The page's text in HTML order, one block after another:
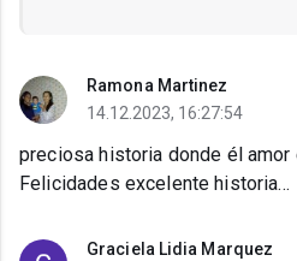
Ramona Martinez
14.12.2023, 16:27:54
preciosa historia donde él amor
Felicidades excelente historia...
Graciela Lidia Marquez